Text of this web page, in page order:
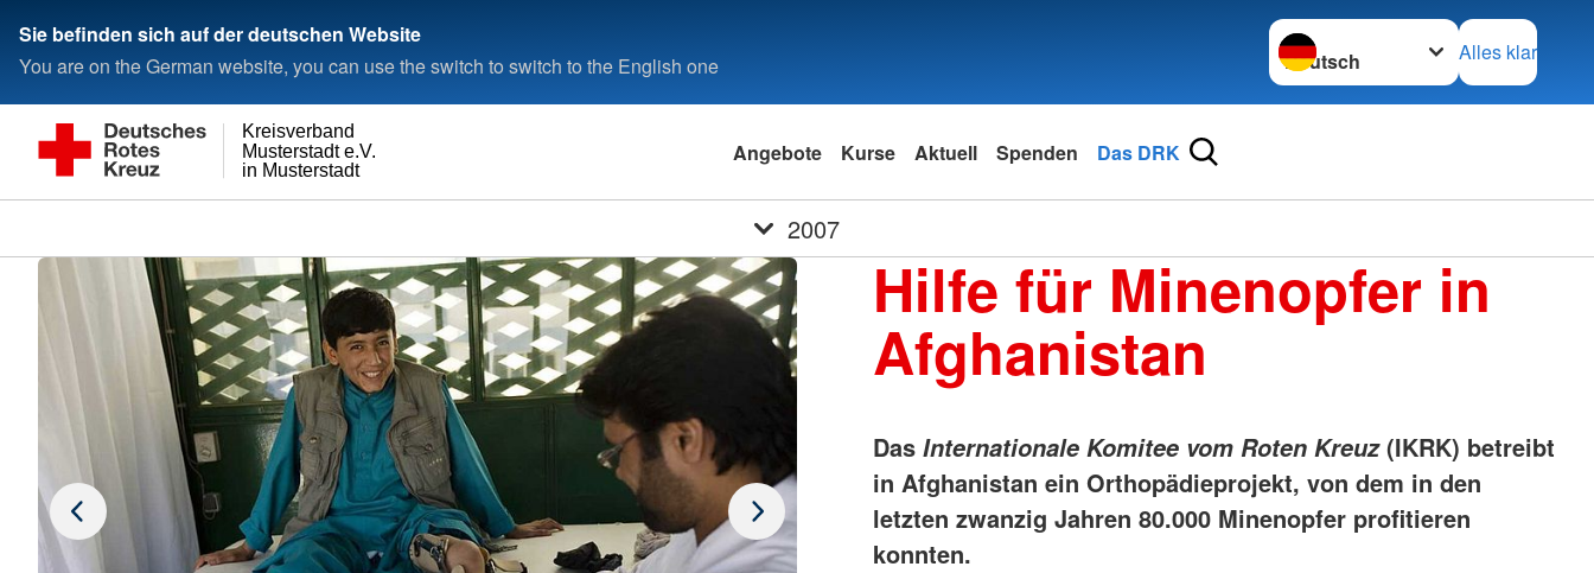
Sie befinden sich auf der deutschen Website
You are on the German website, you can use the switch to switch to the English one
Sprache wechseln zu
Alles klar
in Musterstadt
Musterstadt e.V.
Kreisverband
Angebote Kurse Aktuell Spenden Das DRK
2007
Hilfe für Minenopfer in
Afghanistan
Das Internationale Komitee vom Roten Kreuz(IKRK) betreibt
in Afghanistan ein Orthopädieprojekt, von dem in den
letzten zwanzig Jahren 80.000 Minenopfer profitieren
konnten.